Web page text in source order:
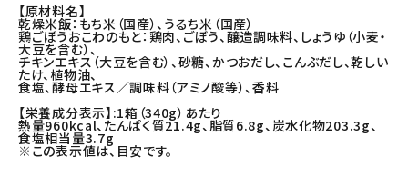
【原材料名】
乾燥米飯：もち米（国産）、うるち米（国産）
鶏ごぼうおこわのもと：鶏肉、ごぼう、醸造調味料、しょうゆ（小麦・
大豆を含む）、
チキンエキス（大豆を含む）、砂糖、かつおだし、こんぶだし、乾しい
たけ、植物油、
食塩、酵母エキス／調味料（アミノ酸等）、香料
【栄養成分表示】:1箱（340g）あたり
熱量960kcal、たんぱく質21.4g、脂質6.8g、炭水化物203.3g、
食塩相当量3.7g
※この表示値は、目安です。